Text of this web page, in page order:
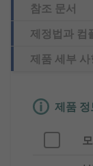
참조 문서
제정법과 컴
제품 세부
제품